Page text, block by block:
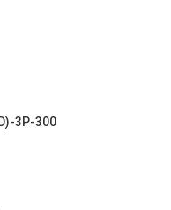
3P-300